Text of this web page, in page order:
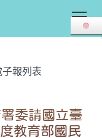
子報列表
委請國立臺
教育部國民